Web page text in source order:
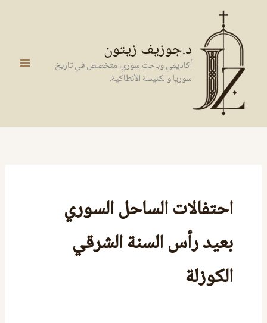
المحتوى
د.جوزيف زيتون
أكاديمي وباحث سوري، متخصص في تاريخ
سوريا والكنيسة الأنطاكية.
احتفالات الساحل السوري
بعيد رأس السنة الشرقي
الكوزلة